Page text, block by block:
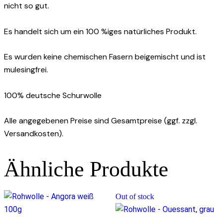
nicht so gut.
Es handelt sich um ein 100 %iges natürliches Produkt.
Es wurden keine chemischen Fasern beigemischt und ist
mulesingfrei.
100% deutsche Schurwolle
Alle angegebenen Preise sind Gesamtpreise (ggf. zzgl.
Versandkosten).
Ähnliche Produkte
Out of stock